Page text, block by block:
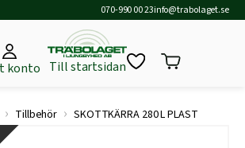
070-990 00 23info@trabolaget.se
konto Till startsidan
› Tillbehör › SKOTTKÄRRA 280 L PLAST